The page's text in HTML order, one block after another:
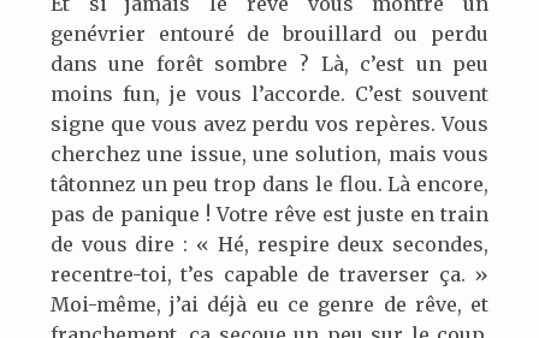
genévrier entouré de brouillard ou perdu
dans une forêt sombre ? Là, c’est un peu
moins fun, je vous l’accorde. C’est souvent
signe que vous avez perdu vos repères. Vous
cherchez une issue, une solution, mais vous
tâtonnez un peu trop dans le flou. Là encore,
pas de panique ! Votre rêve est juste en train
de vous dire : « Hé, respire deux secondes,
recentre-toi, t’es capable de traverser ça. »
Moi-même, j’ai déjà eu ce genre de rêve, et